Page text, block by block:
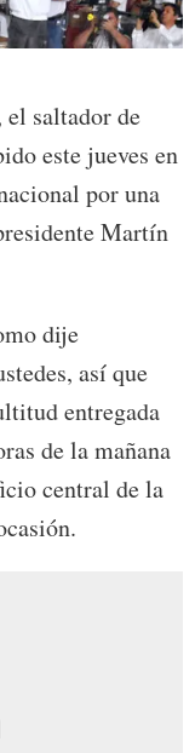
saltador de
este jueves en
por una
Martín
dije
así que
entregada
de la mañana
central de la